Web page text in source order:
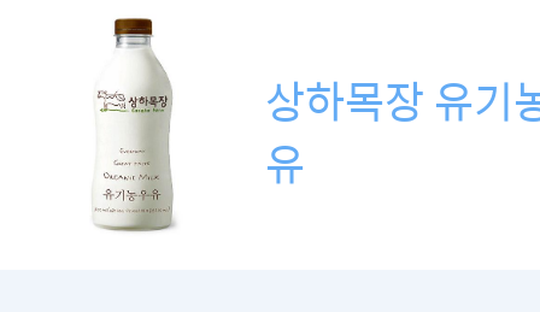
상하목장 유기
유